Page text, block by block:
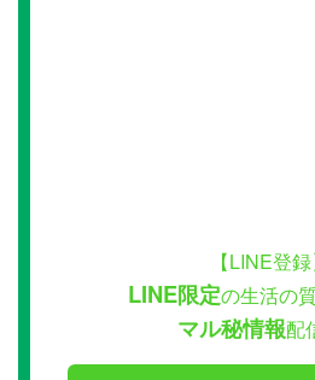
【LINE登録
LINE限定の生活の
マル秘情報配